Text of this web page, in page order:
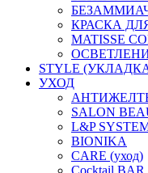
КРАСКА
MATISSE
STYLE
УХОД
SALON
L&P
BIONIKA
CARE (уход)
Cocktail BAR